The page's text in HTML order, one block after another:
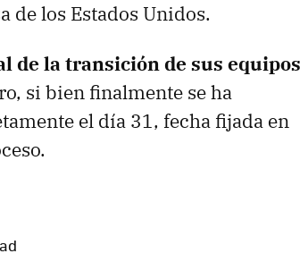
de los Estados Unidos.
de la transición de sus equipos
si bien finalmente se ha
el día 31, fecha fijada en